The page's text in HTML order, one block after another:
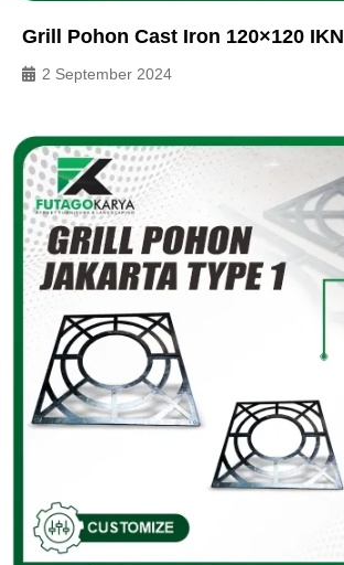
Grill Pohon Cast Iron 120×120 IKN
2 September 2024